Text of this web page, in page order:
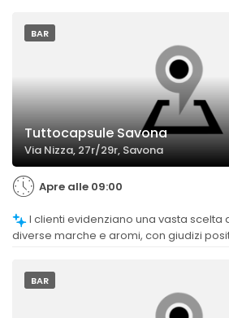
BAR
Tuttocapsule Savona
Via Nizza, 27r/29r, Savona
Apre alle 09:00
diverse marche e aromi, con giudizi
BAR